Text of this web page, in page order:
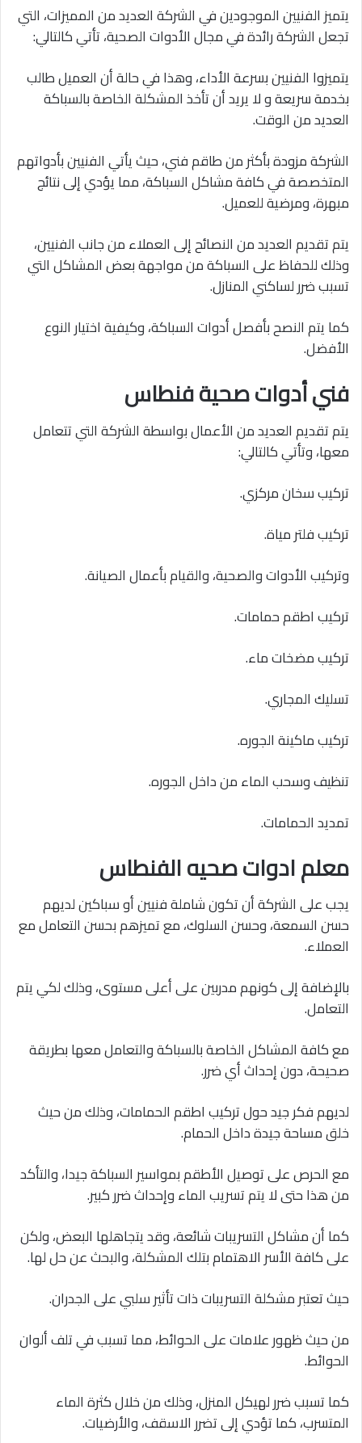
يتميز الفنيين الموجودين في الشركة العديد من المميزات، التي
تجعل الشركة رائدة في مجال الأدوات الصحية، تأتي كالتالي:
يتميزوا الفنيين بسرعة الأداء، وهذا في حالة أن العميل طالب
بخدمة سريعة و لا يريد أن تأخذ المشكلة الخاصة بالسباكة
العديد من الوقت.
الشركة مزودة بأكثر من طاقم فني، حيث يأتي الفنيين بأدواتهم
المتخصصة في كافة مشاكل السباكة، مما يؤدي إلى نتائج
مبهرة، ومرضية للعميل.
يتم تقديم العديد من النصائح إلى العملاء من جانب الفنيين،
وذلك للحفاظ على السباكة من مواجهة بعض المشاكل التي
تسبب ضرر لساكني المنازل.
كما يتم النصح بأفصل أدوات السباكة، وكيفية اختيار النوع
الأفضل.
فني أدوات صحية فنطاس
يتم تقديم العديد من الأعمال بواسطة الشركة التي تتعامل
معها، وتأتي كالتالي:
تركيب سخان مركزي.
تركيب فلتر مياة.
وتركيب الأدوات والصحية، والقيام بأعمال الصيانة.
تركيب اطقم حمامات.
تركيب مضخات ماء.
تسليك المجاري.
تركيب ماكينة الجوره.
تنظيف وسحب الماء من داخل الجوره.
تمديد الحمامات.
معلم ادوات صحيه الفنطاس
يجب على الشركة أن تكون شاملة فنيين أو سباكين لديهم
حسن السمعة، وحسن السلوك، مع تميزهم بحسن التعامل مع
العملاء.
بالإضافة إلى كونهم مدربين على أعلى مستوى، وذلك لكي يتم
التعامل.
مع كافة المشاكل الخاصة بالسباكة والتعامل معها بطريقة
صحيحة، دون إحداث أي ضرر.
لديهم فكر جيد حول تركيب اطقم الحمامات، وذلك من حيث
خلق مساحة جيدة داخل الحمام.
مع الحرص على توصيل الأطقم بمواسير السباكة جيدا، والتأكد
من هذا حتى لا يتم تسريب الماء وإحداث ضرر كبير.
كما أن مشاكل التسريبات شائعة، وقد يتجاهلها البعض، ولكن
على كافة الأسر الاهتمام بتلك المشكلة، والبحث عن حل لها.
حيث تعتبر مشكلة التسريبات ذات تأثير سلبي على الجدران.
من حيث ظهور علامات على الحوائط، مما تسبب في تلف ألوان
الحوائط.
كما تسبب ضرر لهيكل المنزل، وذلك من خلال كثرة الماء
المتسرب، كما تؤدي إلى تضرر الاسقف، والأرضيات.